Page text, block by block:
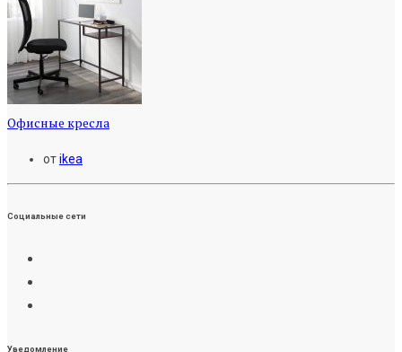
Офисные кресла
отikea
Социальные сети
Уведомление